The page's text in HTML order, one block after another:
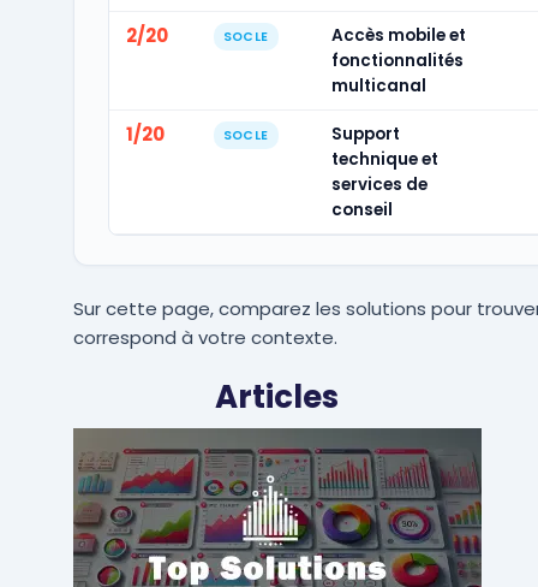
2/20 SOCLE
Accès mobile et
fonctionnalités
multicanal
1/20 SOCLE
Support
technique et
services de
conseil
Sur cette page, comparez les solutions pour
correspond à votre contexte.
Articles